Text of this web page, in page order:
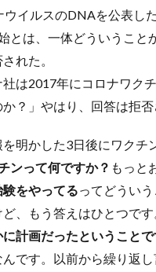
ウイルスのDNAを公表し
とは、一体どういうこ
れた。
は2017年にコロナワク
？」やはり、回答は拒否
明かした3日後にワクチ
ンって何ですか？ もっと
をやってるってどういう
、もう答えはひとつです
計画だったということ
です。以前から繰り返